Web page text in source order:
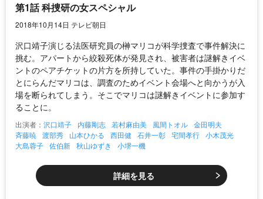
第1話 科捜研の女スペシャル
2018年10月14日 テレビ朝日
沢口靖子演じる法医研究員の榊マリコが科学捜査で事件解決に
挑む。アパートから絞殺死体が発見され、被害者は謎解きイベ
ントのペアチケットの片方を所持していた。事件の手掛かりだ
とにらんだマリコは、調査のためイベント会場へと向かうが入
場を断られてしまう。そこでマリコは謎解きイベントに参加す
ることに。
出演者： 沢口靖子 内藤剛志 若村麻由美 風間トオル 金田明夫
斉藤暁
渡部秀 山本ひかる 西田健 石井一彰 宅間孝行 小木茂光
大島蓉子 佐伯新 秋山ゆずき 小堺一機
詳細を見る